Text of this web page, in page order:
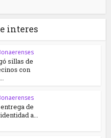
interes
sillas de
con
de
a...